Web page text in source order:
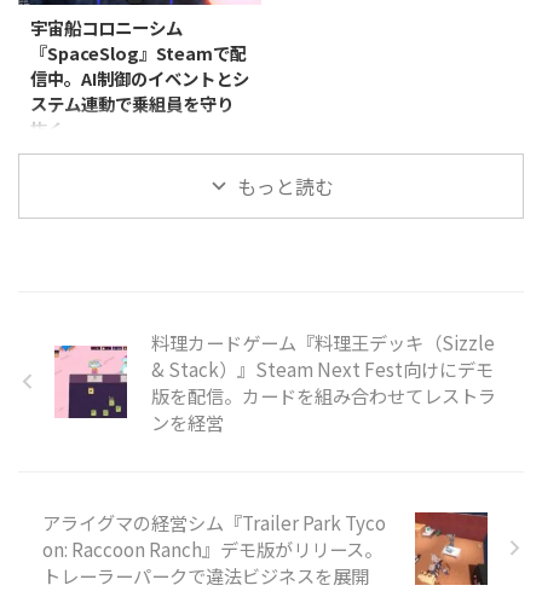
のところ、8月6日まで40％オフ
の237円（税込）で購入できま
す。 本作でプレイヤーは、村の
祭りで働くことになります。しか
し、会場には人間だけでなく、正
体を隠した怪物も入り混じってお
り、カメラと人形を使ってどちら
なのかを見分けなければなりませ
た進行システムが用意されてお
り、ふだんはカードの駆け引きを
宇宙船コロニーシム
『SpaceSlog』Steamで配
信中。AI制御のイベントとシ
ステム連動で乗組員を守り
抜く
Produno Games Studiosは2026
年4月17日、宇宙船コロニーシミ
は3,150円（税込）です。 本作は
『Rimworld』『Starship
Theory』『Dwarf Fortress』『X-
COM』といった作品や、
もっと読む
料理カードゲーム『料理王デッキ（Sizzle
& Stack）』Steam Next Fest向けにデモ
版を配信。カードを組み合わせてレストラ
ンを経営
アライグマの経営シム『Trailer Park Tyco
on: Raccoon Ranch』デモ版がリリース。
トレーラーパークで違法ビジネスを展開